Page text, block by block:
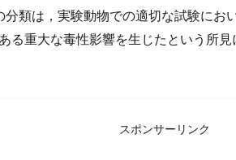
分類は，実験動物での適切な試験にお
る重大な毒性影響を生じたという所見
スポンサーリンク